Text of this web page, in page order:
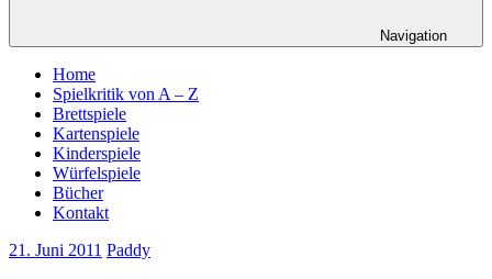
Navigation
Home
Spielkritik von A – Z
Brettspiele
Kartenspiele
Kinderspiele
Würfelspiele
Bücher
Kontakt
21. Juni 2011 Paddy